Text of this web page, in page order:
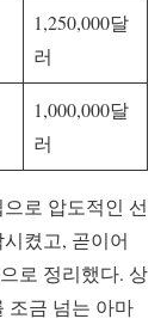
1,250,000달
러
1,000,000달
러
로 압도적인 선
켰고, 곧이어
로 정리했다. 상
조금 넘는 아마